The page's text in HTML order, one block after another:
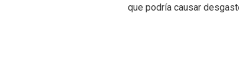
que podría causar